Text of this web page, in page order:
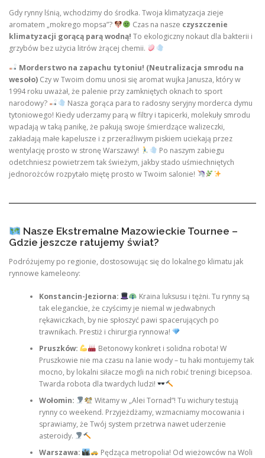
Gdy rynny lśnią, wchodzimy do środka. Twoja klimatyzacja zieje
aromatem „mokrego mopsa”?
Czas na nasze czyszczenie
klimatyzacji gorącą parą wodną! To ekologiczny nokaut dla bakterii i
grzybów bez użycia litrów żrącej chemii.
Morderstwo na zapachu tytoniu! (Neutralizacja smrodu na
wesoło) Czy w Twoim domu unosi się aromat wujka Janusza, który w
1994 roku uważał, że palenie przy zamkniętych oknach to sport
narodowy?
Nasza gorąca para to radosny seryjny morderca dymu
tytoniowego! Kiedy uderzamy parą w filtry i tapicerki, molekuły smrodu
wpadają w taką panikę, że pakują swoje śmierdzące walizeczki,
zakładają małe kapelusze i z przeraźliwym piskiem uciekają przez
wentylację prosto w stronę Warszawy!
Po naszym zabiegu
odetchniesz powietrzem tak świeżym, jakby stado uśmiechniętych
jednorożców rozpytało miętę prosto w Twoim salonie!
Nasze Ekstremalne Mazowieckie Tournee –
Gdzie jeszcze ratujemy świat?
Podróżujemy po regionie, dostosowując się do lokalnego klimatu jak
rynnowe kameleony:
Konstancin-Jeziorna:
Kraina luksusu i tężni. Tu rynny są
tak eleganckie, że czyścimy je niemal w jedwabnych
rękawiczkach, by nie spłoszyć pawi spacerujących po
trawnikach. Prestiż i chirurgia rynnowa!
Pruszków:
Betonowy konkret i solidna robota! W
Pruszkowie nie ma czasu na lanie wody – tu haki montujemy tak
mocno, by lokalni siłacze mogli na nich robić treningi bicepsoa.
Twarda robota dla twardych ludzi!
Wołomin:
Witamy w „Alei Tornad”! Tu wichury testują
rynny co weekend. Przyjeżdżamy, wzmacniamy mocowania i
sprawiamy, że Twój system przetrwa nawet uderzenie
asteroidy.
Warszawa:
Pędząca metropolia! Od wieżowców na Woli